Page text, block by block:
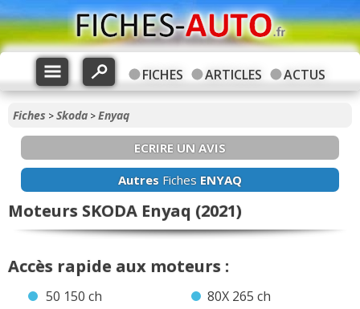
FICHES ARTICLES ACTUS
Fiches >Skoda >Enyaq
ECRIRE UN AVIS
Autres Fiches ENYAQ
Moteurs SKODA Enyaq (2021)
Accès rapide aux moteurs :
50 150 ch
80X 265 ch